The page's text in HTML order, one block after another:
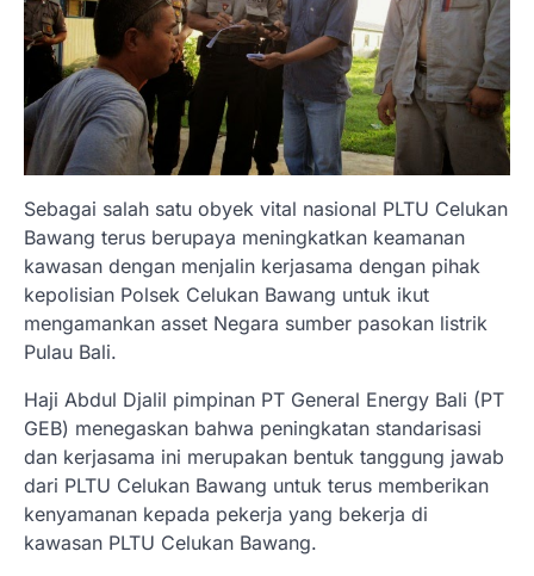
Sebagai salah satu obyek vital nasional PLTU Celukan
Bawang terus berupaya meningkatkan keamanan
kawasan dengan menjalin kerjasama dengan pihak
kepolisian Polsek Celukan Bawang untuk ikut
mengamankan asset Negara sumber pasokan listrik
Pulau Bali.
Haji Abdul Djalil pimpinan PT General Energy Bali (PT
GEB) menegaskan bahwa peningkatan standarisasi
dan kerjasama ini merupakan bentuk tanggung jawab
dari PLTU Celukan Bawang untuk terus memberikan
kenyamanan kepada pekerja yang bekerja di
kawasan PLTU Celukan Bawang.